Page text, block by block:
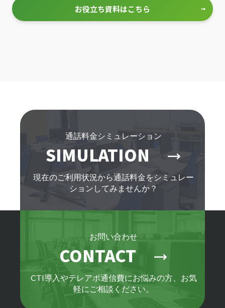
お役立ち資料はこちら →
通話料金シミュレーション
SIMULATION trending_flat
現在のご利用状況から通話料金をシミュレー
ションしてみませんか？
お問い合わせ
CONTACT trending_flat
CTI導入やテレアポ通信費にお悩みの方、お気
軽にご相談ください。